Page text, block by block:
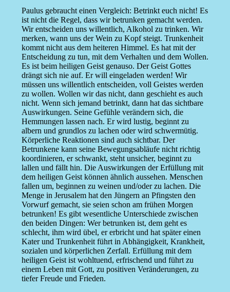
Paulus gebraucht einen Vergleich: Betrinkt euch nicht! Es
ist nicht die Regel, dass wir betrunken gemacht werden.
Wir entscheiden uns willentlich, Alkohol zu trinken. Wir
merken, wann uns der Wein zu Kopf steigt. Trunkenheit
kommt nicht aus dem heiteren Himmel. Es hat mit der
Entscheidung zu tun, mit dem Verhalten und dem Wollen.
Es ist beim heiligen Geist genauso. Der Geist Gottes
drängt sich nie auf. Er will eingeladen werden! Wir
müssen uns willentlich entscheiden, voll Geistes werden
zu wollen. Wollen wir das nicht, dann geschieht es auch
nicht. Wenn sich jemand betrinkt, dann hat das sichtbare
Auswirkungen. Seine Gefühle verändern sich, die
Hemmungen lassen nach. Er wird lustig, beginnt zu
albern und grundlos zu lachen oder wird schwermütig.
Körperliche Reaktionen sind auch sichtbar. Der
Betrunkene kann seine Bewegungsabläufe nicht richtig
koordinieren, er schwankt, steht unsicher, beginnt zu
lallen und fällt hin. Die Auswirkungen der Erfüllung mit
dem heiligen Geist können ähnlich aussehen. Menschen
fallen um, beginnen zu weinen und/oder zu lachen. Die
Menge in Jerusalem hat den Jüngern an Pfingsten den
Vorwurf gemacht, sie seien schon am frühen Morgen
betrunken! Es gibt wesentliche Unterschiede zwischen
den beiden Dingen: Wer betrunken ist, dem geht es
schlecht, ihm wird übel, er erbricht und hat später einen
Kater und Trunkenheit führt in Abhängigkeit, Krankheit,
sozialen und körperlichen Zerfall. Erfüllung mit dem
heiligen Geist ist wohltuend, erfrischend und führt zu
einem Leben mit Gott, zu positiven Veränderungen, zu
tiefer Freude und Frieden.